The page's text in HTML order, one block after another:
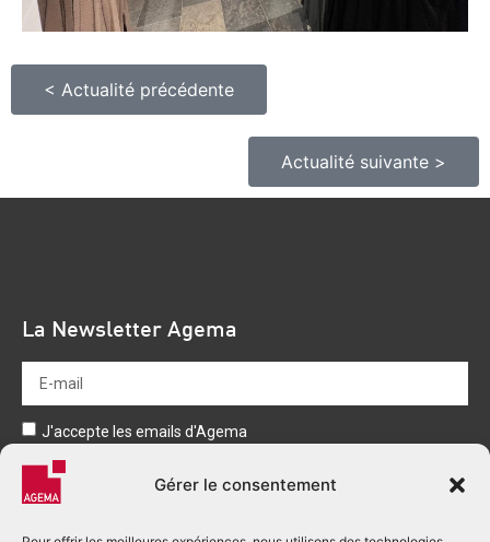
Gérer le consentement
< Actualité précédente
Actualité suivante >
La Newsletter Agema
J'accepte les emails d'Agema